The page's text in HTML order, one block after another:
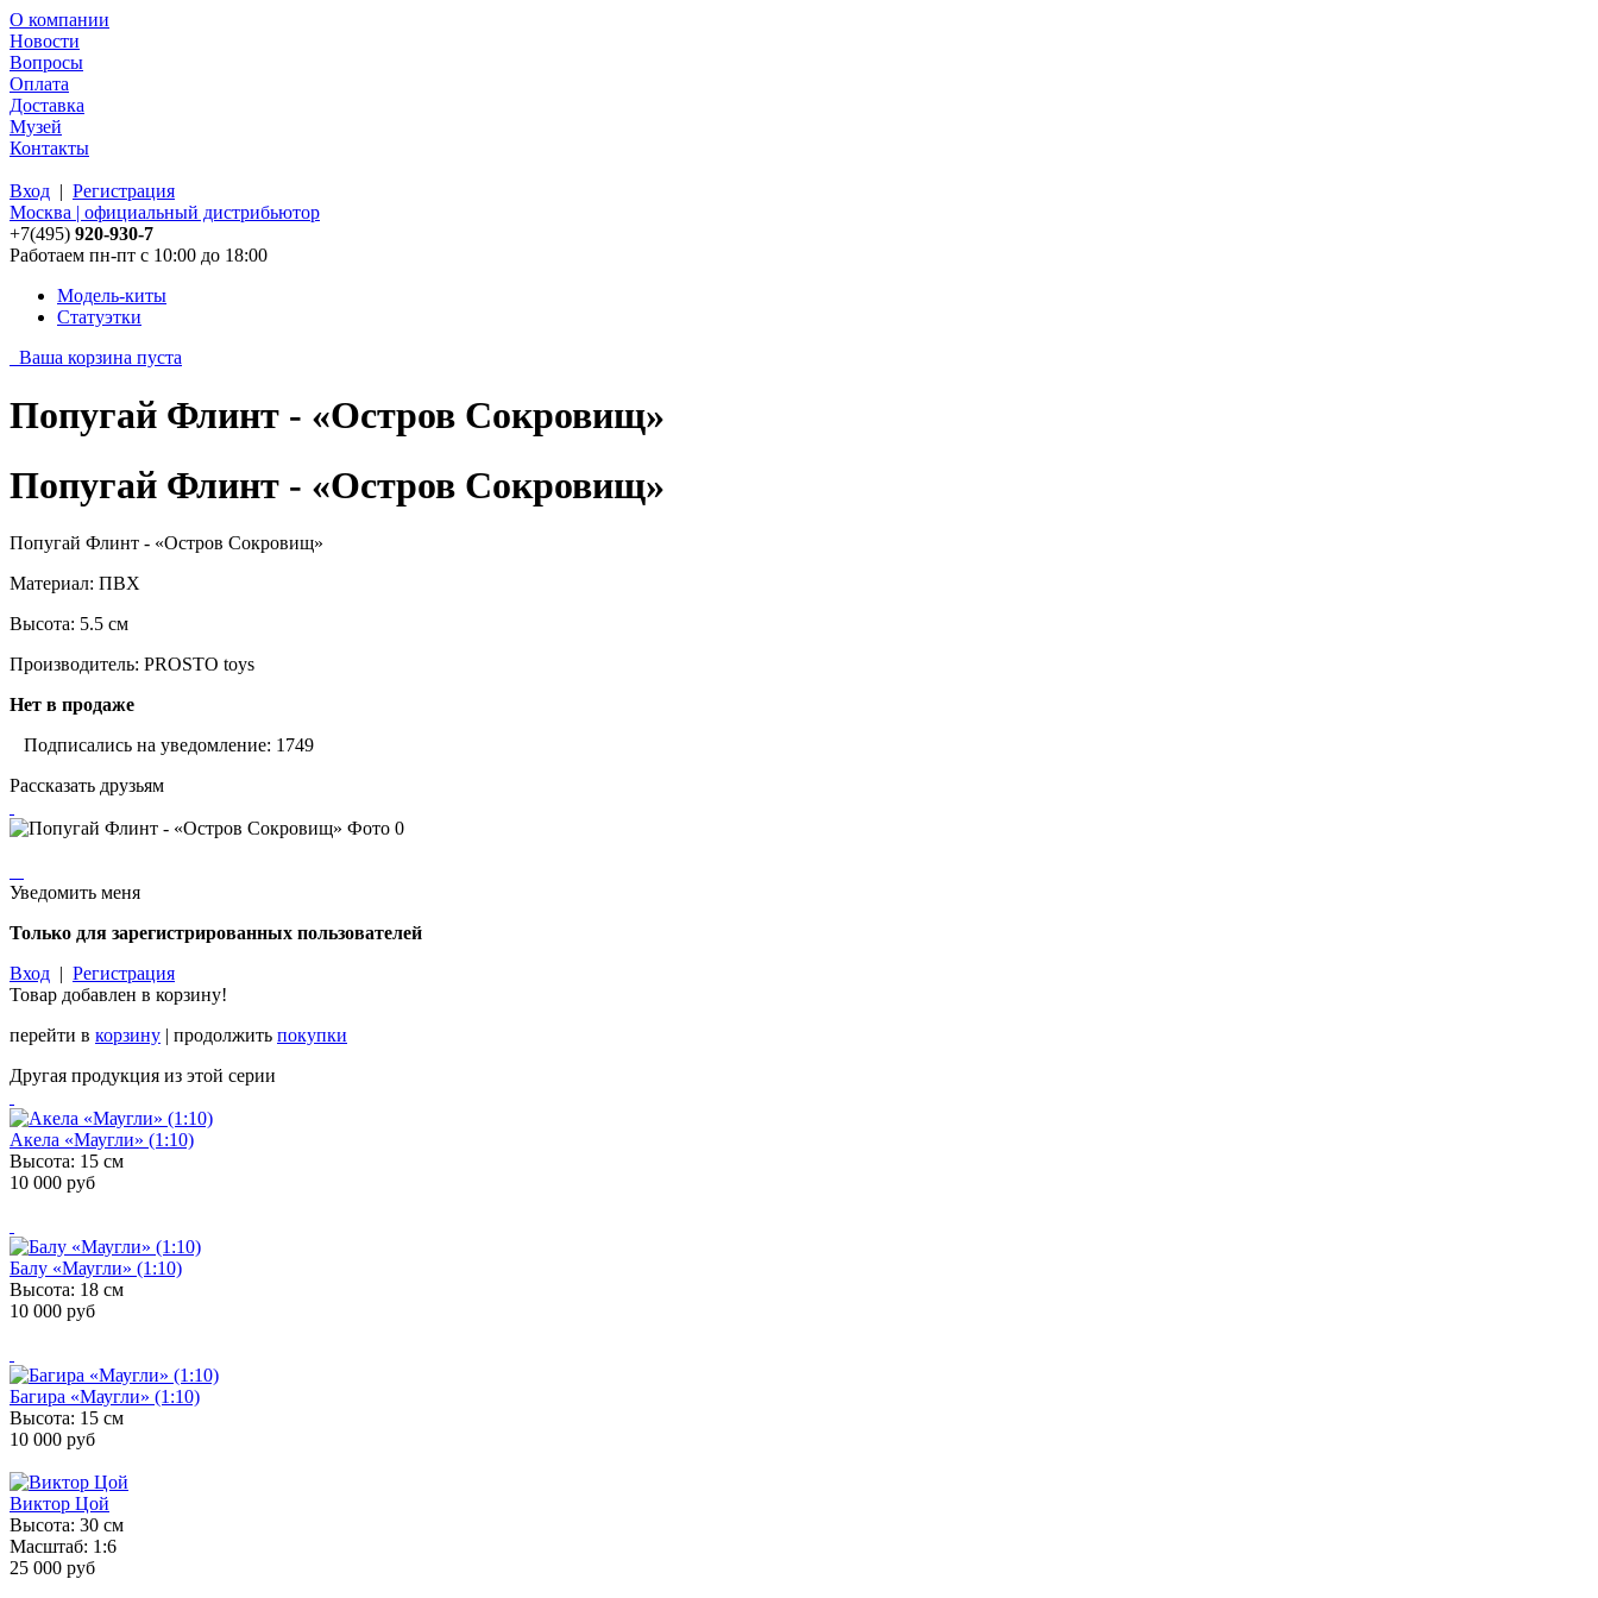
О компании
Новости
Вопросы
Оплата
Доставка
Музей
Контакты
Вход | Регистрация
Москва | официальный дистрибьютор
+7(495) 920-930-7
Работаем пн-пт с 10:00 до 18:00
Модель-киты
Статуэтки
Ваша корзина пуста
Попугай Флинт - «Остров Сокровищ»
Попугай Флинт - «Остров Сокровищ»
Попугай Флинт - «Остров Сокровищ»
Материал: ПВХ
Высота: 5.5 см
Производитель: PROSTO toys
Нет в продаже
Подписались на уведомление: 1749
Рассказать друзьям
Уведомить меня
Только для зарегистрированных пользователей
Вход | Регистрация
Товар добавлен в корзину!
перейти в корзину | продолжить покупки
Другая продукция из этой серии
Акела «Маугли» (1:10)
Высота: 15 см
10 000 руб
Балу «Маугли» (1:10)
Высота: 18 см
10 000 руб
Багира «Маугли» (1:10)
Высота: 15 см
10 000 руб
Виктор Цой
Высота: 30 см
Масштаб: 1:6
25 000 руб